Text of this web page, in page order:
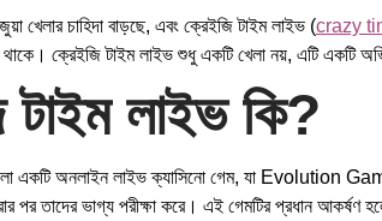
খেলার চাহিদা বাড়ছে, এবং ক্রেইজি টাইম লাইভ (crazy
থাকে। ক্রেইজি টাইম লাইভ শুধু একটি খেলা নয়, এটি একটি
টাইম লাইভ কি?
একটি অনলাইন লাইভ ক্যাসিনো গেম, যা Evolution
পর তাদের ভাগ্য পরীক্ষা করে। এই গেমটির প্রধান